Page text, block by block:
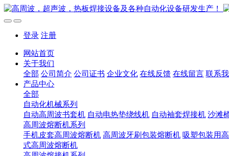
登录 注册
网站首页
关于我们
全部 公司简介 公司证书 企业文化 在线反馈 在线留言 联系
产品中心
全部
自动化机械系列
自动高周波书套机 自动电热垫绕线机 自动袖套焊接机 沙滩
高周波熔断机系列
手机皮套高周波熔断机 高周波牙刷包装熔断机 吸塑包装用
式高周波熔断机